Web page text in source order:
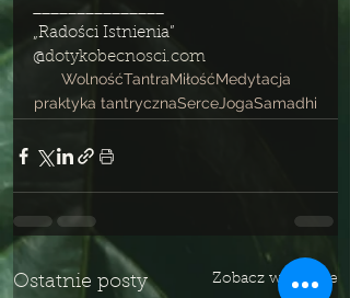
_______________
„Radości Istnienia”
@dotykobecnosci.com
WolnośćTantraMiłośćMedytacja
praktyka tantrycznaSerceJogaSamadhi
Ostatnie posty Zobacz wszystkie